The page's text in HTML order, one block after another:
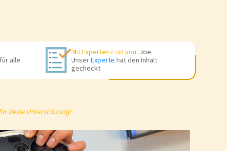
alle
Mit Expertenzitat von: Joe
UnserExperte hat den Inhalt
gecheckt
Deine Unterstützung!